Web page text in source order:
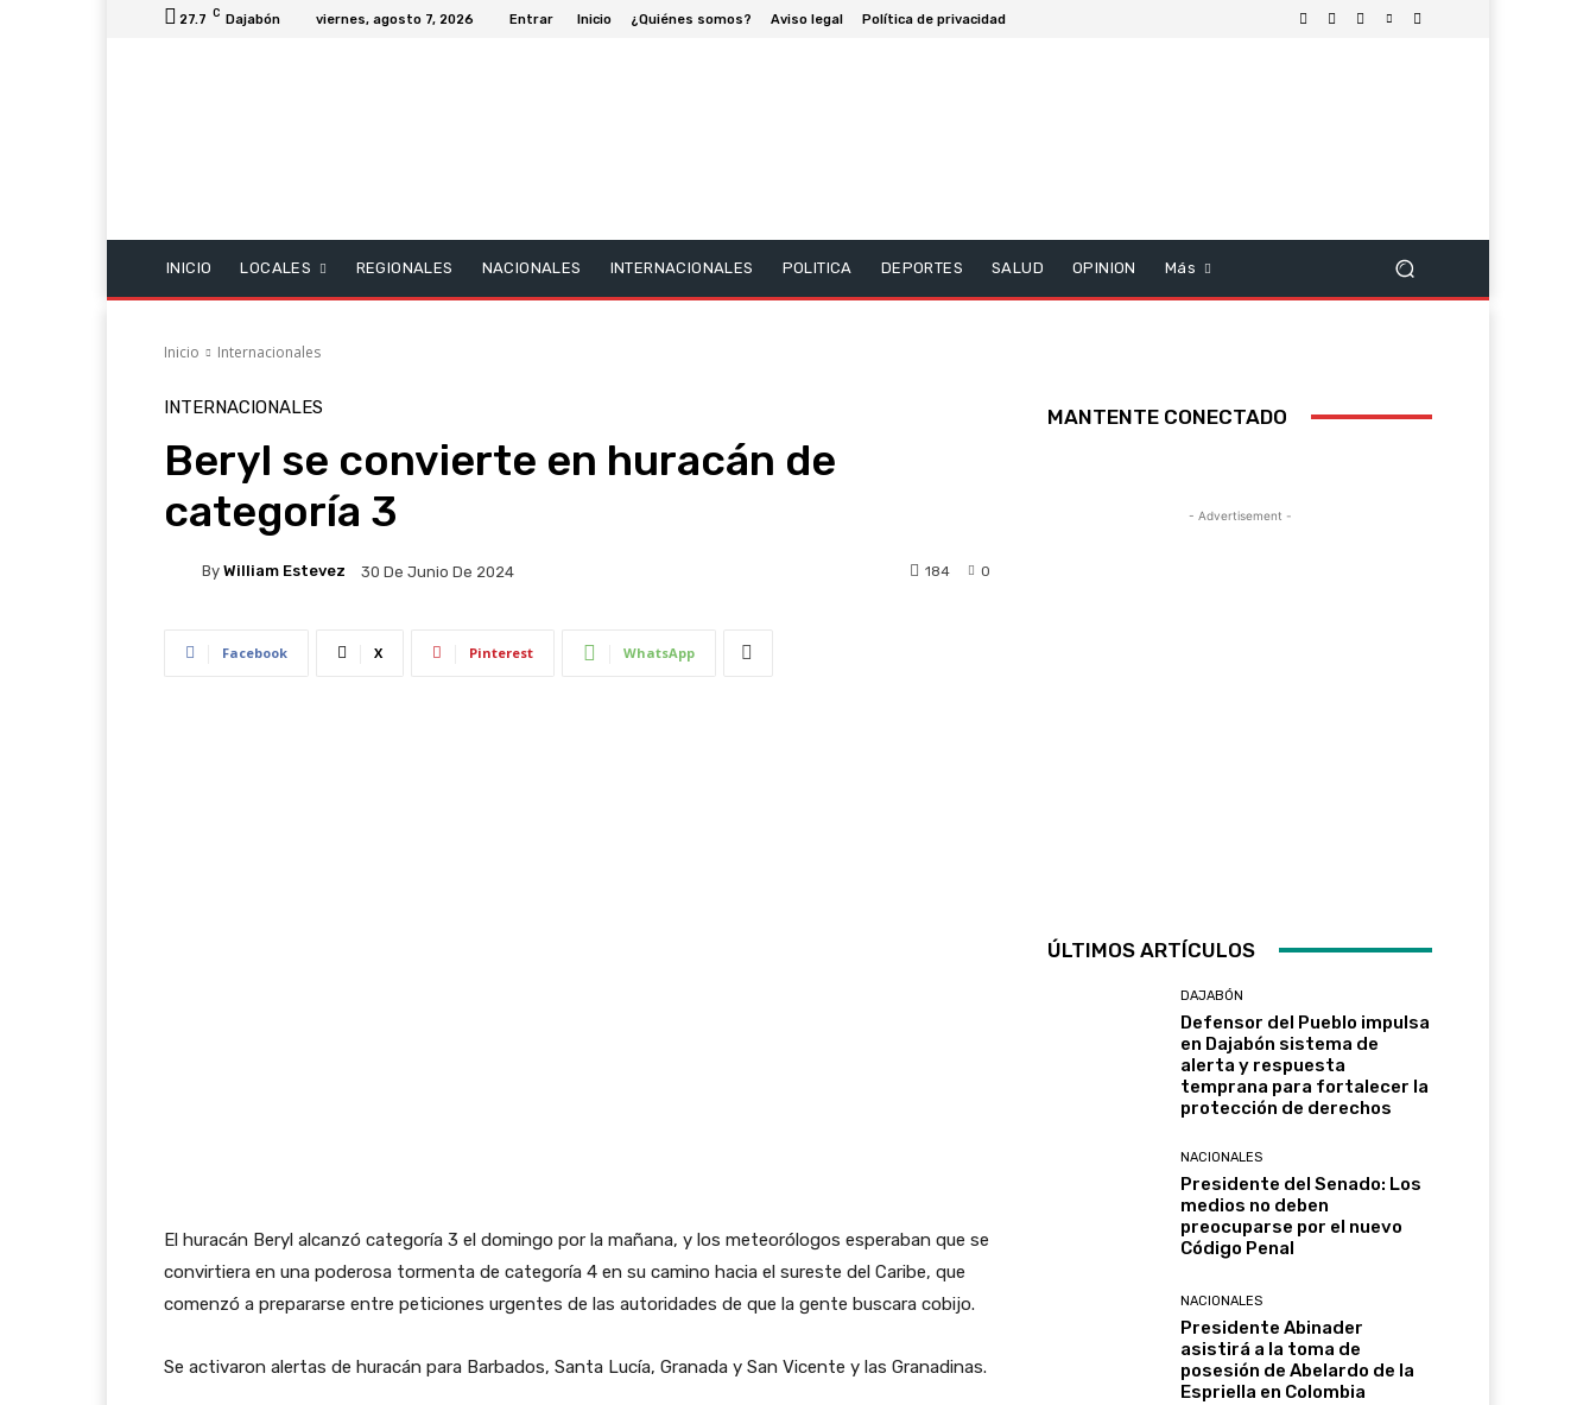
27.7 C Dajabón viernes, agosto 7, 2026 Entrar Inicio ¿Quiénes somos? Aviso legal Política de privacidad
INICIO LOCALES REGIONALES NACIONALES INTERNACIONALES POLITICA DEPORTES SALUD OPINION Más
Inicio Internacionales
INTERNACIONALES
Beryl se convierte en huracán de
categoría 3
By William Estevez 30 De Junio De 2024 0
184
Facebook X Pinterest WhatsApp
El huracán Beryl alcanzó categoría 3 el domingo por la mañana, y los meteorólogos esperaban que se
convirtiera en una poderosa tormenta de categoría 4 en su camino hacia el sureste del Caribe, que
comenzó a prepararse entre peticiones urgentes de las autoridades de que la gente buscara cobijo.
Se activaron alertas de huracán para Barbados, Santa Lucía, Granada y San Vicente y las Granadinas.
MANTENTE CONECTADO
- Advertisement -
ÚLTIMOS ARTÍCULOS
DAJABÓN
Defensor del Pueblo impulsa
en Dajabón sistema de
alerta y respuesta
temprana para fortalecer la
protección de derechos
NACIONALES
Presidente del Senado: Los
medios no deben
preocuparse por el nuevo
Código Penal
NACIONALES
Presidente Abinader
asistirá a la toma de
posesión de Abelardo de la
Espriella en Colombia